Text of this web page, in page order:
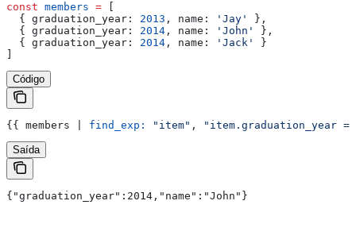
const members =
  {
graduation_year: 2013 , name: 'Jay'
},
  {
graduation_year: 2014 , name: 'John'
},
  {
graduation_year: 2014 , name: 'Jack'
}
Código
{{ members find_exp: "item" , "item.graduation_year
Saída
{"graduation_year":2014,"name":"John"}